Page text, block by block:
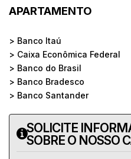
APARTAMENTO
> Banco Itaú
> Caixa Econômica Federal
> Banco do Brasil
> Banco Bradesco
> Banco Santander
SOLICITE
SOBRE O NOSSO